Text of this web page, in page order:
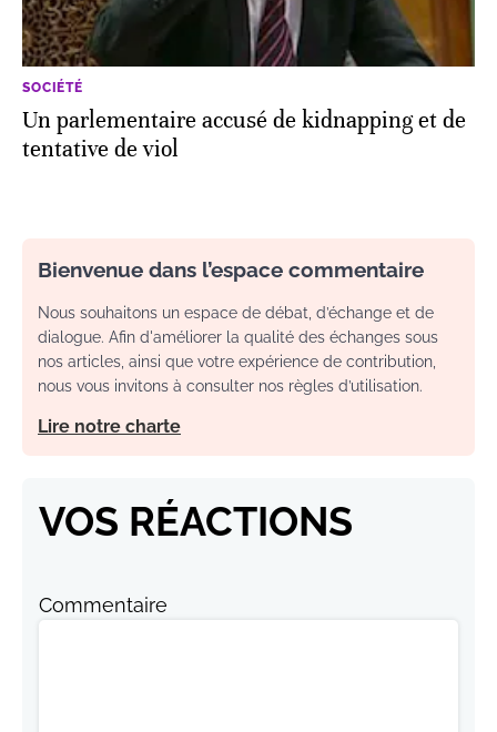
SOCIÉTÉ
Un parlementaire accusé de kidnapping et de
tentative de viol
Bienvenue dans l’espace commentaire
Nous souhaitons un espace de débat, d’échange et de
dialogue. Afin d'améliorer la qualité des échanges sous
nos articles, ainsi que votre expérience de contribution,
nous vous invitons à consulter nos règles d’utilisation.
Lire notre charte
VOS RÉACTIONS
Commentaire